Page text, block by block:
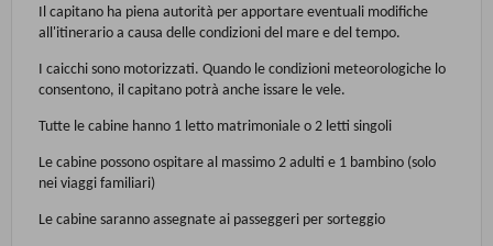
Il capitano ha piena autorità per apportare eventuali modifiche
all'itinerario a causa delle condizioni del mare e del tempo.
I caicchi sono motorizzati. Quando le condizioni meteorologiche lo
consentono, il capitano potrà anche issare le vele.
Tutte le cabine hanno 1 letto matrimoniale o 2 letti singoli
Le cabine possono ospitare al massimo 2 adulti e 1 bambino (solo
nei viaggi familiari)
Le cabine saranno assegnate ai passeggeri per sorteggio